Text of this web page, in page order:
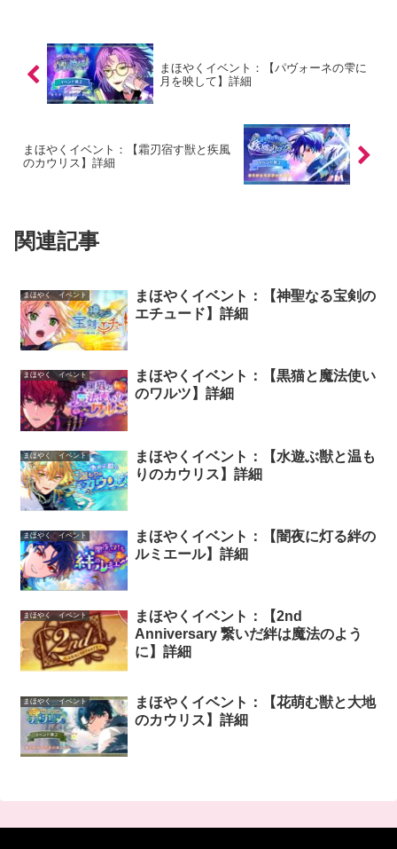
まほやくイベント：【パヴォーネの雫に
月を映して】詳細
まほやくイベント：【霜刃宿す獣と疾風
のカウリス】詳細
関連記事
まほやく イベント
まほやくイベント：【神聖なる宝剣の
エチュード】詳細
まほやく イベント
まほやくイベント：【黒猫と魔法使い
のワルツ】詳細
まほやく イベント
まほやくイベント：【水遊ぶ獣と温も
りのカウリス】詳細
まほやく イベント
まほやくイベント：【闇夜に灯る絆の
ルミエール】詳細
まほやく イベント
まほやくイベント：【2nd
Anniversary 繋いだ絆は魔法のよう
に】詳細
まほやく イベント
まほやくイベント：【花萌む獣と大地
のカウリス】詳細